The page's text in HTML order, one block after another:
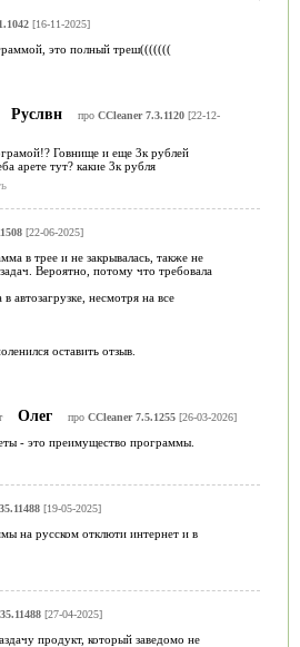
[16-11-2025]
это полный треш(((((((
Руслвн про CCleaner 7.3.1120[22-12-
Говнище и еще 3к рублей
арете тут? какие 3к рубля
[22-06-2025]
в трее и не закрывалась, также не
Вероятно, потому что требовала
автозагрузке, несмотря на все
оставить отзыв.
Олег про CCleaner 7.5.1255[26-03-2026]
- это преимущество программы.
[19-05-2025]
на русском отклюти интернет и в
[27-04-2025]
продукт, который заведомо не